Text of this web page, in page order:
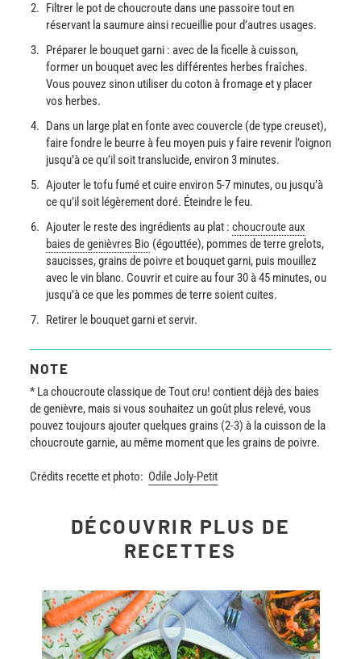
Filtrer le pot de choucroute dans une passoire tout en
réservant la saumure ainsi recueillie pour d’autres usages.
Préparer le bouquet garni : avec de la ficelle à cuisson,
former un bouquet avec les différentes herbes fraîches.
Vous pouvez sinon utiliser du coton à fromage et y placer
vos herbes.
Dans un large plat en fonte avec couvercle (de type creuset),
faire fondre le beurre à feu moyen puis y faire revenir l’oignon
jusqu’à ce qu’il soit translucide, environ 3 minutes.
Ajouter le tofu fumé et cuire environ 5-7 minutes, ou jusqu’à
ce qu’il soit légèrement doré. Éteindre le feu.
Ajouter le reste des ingrédients au plat : choucroute aux
baies de genièvres Bio (égouttée), pommes de terre grelots,
saucisses, grains de poivre et bouquet garni, puis mouillez
avec le vin blanc. Couvrir et cuire au four 30 à 45 minutes, ou
jusqu’à ce que les pommes de terre soient cuites.
Retirer le bouquet garni et servir.
NOTE
* La choucroute classique de Tout cru! contient déjà des baies
de genièvre, mais si vous souhaitez un goût plus relevé, vous
pouvez toujours ajouter quelques grains (2-3) à la cuisson de la
choucroute garnie, au même moment que les grains de poivre.
Crédits recette et photo: Odile Joly-Petit
DÉCOUVRIR PLUS DE
RECETTES